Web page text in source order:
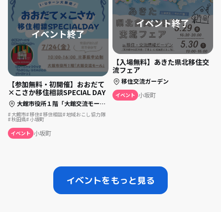
【参加無料・初開催】おおだて
×こさか移住相談SPECIAL DAY
大館市役所１階「大館交流モール」
大館市 移住 移住相談 地域おこし協力隊
秋田県 小坂町
イベント 小坂町
【入場無料】あきた県北移住交
流フェア
移住交流ガーデン
イベント 小坂町
イベントをもっと見る